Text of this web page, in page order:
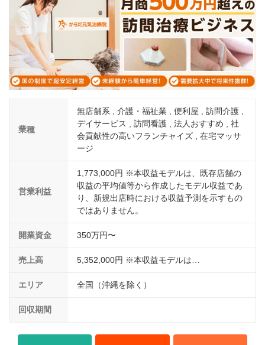
美容・健康業
海外FC本部
インターン独立・社員募集
四国
中国
飲食
リペアクリーニング
100万以下で開業
夫婦で開業
法人様オススメ
副業・サイドビジネス
週間ランキング
会員登録 ログイン
業種
無店舗系 , 介護・福祉業 , 便利屋 , 訪問介護 ,
デイサービス , 訪問看護 , 法人おすすめ , 社
会貢献性の高いフランチャイズ , 在宅マッサ
ージ
営業利益
1,773,000円 ※本収益モデルは、既存店舗の
収益の平均値等から作成したモデル収益であ
り、新規出店時における収益予測を示すもの
ではありません。
開業資金 350万円〜
売上高 5,352,000円 ※本収益モデルは…
エリア 全国（沖縄を除く）
回収期間